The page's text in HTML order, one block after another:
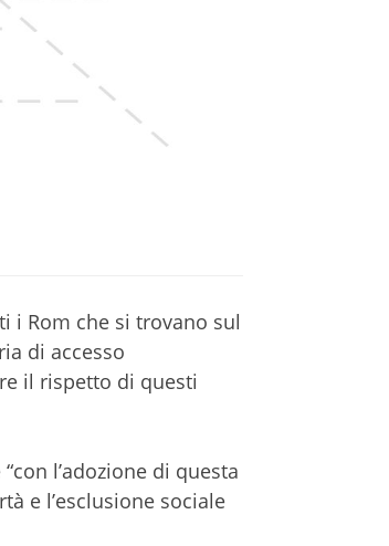
i Rom che si trovano sul
di accesso
il rispetto di questi
l’adozione di questa
e l’esclusione sociale